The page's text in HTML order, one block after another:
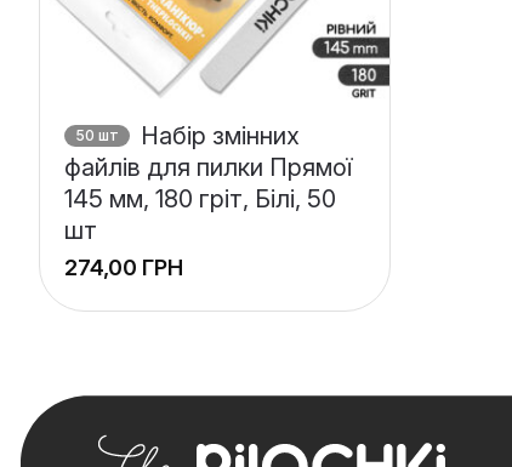
50 шт
Набір змінних
файлів для пилки Прямої
145 мм, 180 гріт, Білі, 50
шт
ГРН